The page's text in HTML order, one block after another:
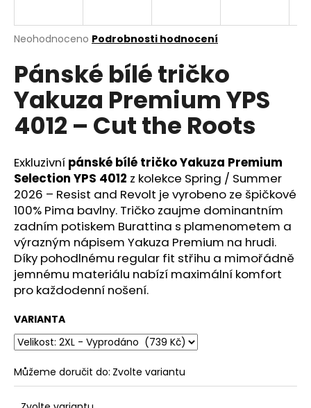
Průměrné
produktu
je
0,0
z
hvězdiček.
Neohodnoceno Podrobnosti hodnocení
Pánské bílé tričko
Yakuza Premium YPS
4012 – Cut the Roots
Exkluzivní pánské bílé tričko Yakuza Premium
Selection YPS 4012 z kolekce Spring / Summer
2026 – Resist and Revolt je vyrobeno ze špičkové
100% Pima bavlny. Tričko zaujme dominantním
zadním potiskem Burattina s plamenometem a
výrazným nápisem Yakuza Premium na hrudi.
Díky pohodlnému regular fit střihu a mimořádně
jemnému materiálu nabízí maximální komfort
pro každodenní nošení.
VARIANTA
Můžeme doručit do: Zvolte variantu
j
t
?
HLEDAT
D
o
p
o
r
u
č
u
j
m
e